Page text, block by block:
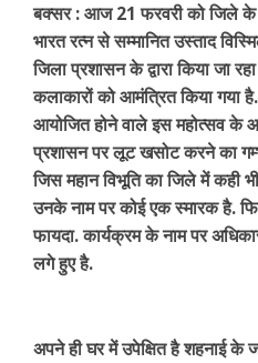
बक्सर : आज 21 फरवरी को जिले के
भारत रत्न से सम्मानित उस्ताद
जिला प्रशासन के द्वारा किया जा
कलाकारों को आमंत्रित किया गया
आयोजित होने वाले इस महोत्सव के
प्रशासन पर लूट खसोट करने का
जिस महान विभूति का जिले में कही
उनके नाम पर कोई एक स्मारक है.
फायदा. कार्यक्रम के नाम पर
लगे हुए है.
अपने ही घर में उपेक्षित है शहनाई के